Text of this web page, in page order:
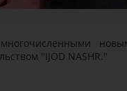
"IJOD NASHR."